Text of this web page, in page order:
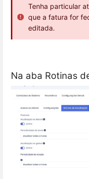
Tenha particular
que a fatura for
editada.
Na aba Rotinas